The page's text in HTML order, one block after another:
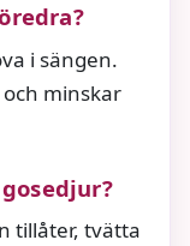
i sängen.
minskar
tillåter, tvätta